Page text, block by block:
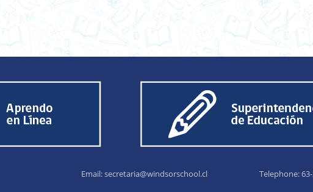
Email:secretaria@windsorschool.cl Telephone: